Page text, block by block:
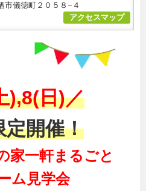
市儀徳町２０５８−４
アクセスマップ
),8(日)／
定開催！
家一軒まるごと
ム見学会